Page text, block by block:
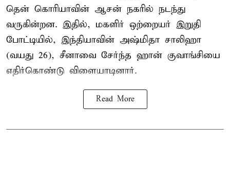
தென் கொரியாவின் ஆசன் நகரில் நடந்து
வருகின்றன. இதில், மகளிர் ஒற்றையர் இறுதி
போட்டியில், இந்தியாவின் அஷ்மிதா சாலிஹா
(வயது 26), சீனாவை சேர்ந்த ஹான் குவாங்சியை
எதிர்கொண்டு விளையாடினார்.
Read More